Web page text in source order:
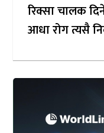
रिक्सा चालक
आधा रोग त्यसै